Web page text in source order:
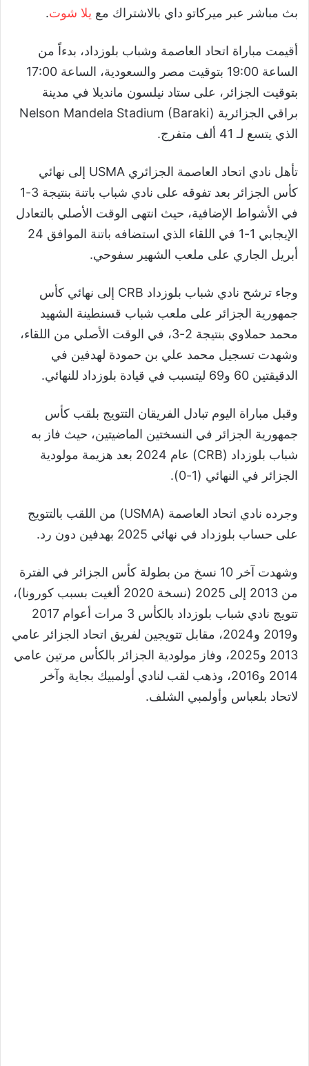
بث مباشر عبر ميركاتو داي بالاشتراك مع يلا شوت.
أقيمت مباراة اتحاد العاصمة وشباب بلوزداد، بدءاً من
الساعة 19:00 بتوقيت مصر والسعودية، الساعة 17:00
بتوقيت الجزائر، على ستاد نيلسون مانديلا في مدينة
براقي الجزائرية Nelson Mandela Stadium (Baraki)
الذي يتسع لـ 41 ألف متفرج.
تأهل نادي اتحاد العاصمة الجزائري USMA إلى نهائي
كأس الجزائر بعد تفوقه على نادي شباب باتنة بنتيجة 3-1
في الأشواط الإضافية، حيث انتهى الوقت الأصلي بالتعادل
الإيجابي 1-1 في اللقاء الذي استضافه باتنة الموافق 24
أبريل الجاري على ملعب الشهير سفوحي.
وجاء ترشح نادي شباب بلوزداد CRB إلى نهائي كأس
جمهورية الجزائر على ملعب شباب قسنطينة الشهيد
محمد حملاوي بنتيجة 2-3، في الوقت الأصلي من اللقاء،
وشهدت تسجيل محمد علي بن حمودة لهدفين في
الدقيقتين 60 و69 ليتسبب في قيادة بلوزداد للنهائي.
وقبل مباراة اليوم تبادل الفريقان التتويج بلقب كأس
جمهورية الجزائر في النسختين الماضيتين، حيث فاز به
شباب بلوزداد (CRB) عام 2024 بعد هزيمة مولودية
الجزائر في النهائي (1-0).
وجرده نادي اتحاد العاصمة (USMA) من اللقب بالتتويج
على حساب بلوزداد في نهائي 2025 بهدفين دون رد.
وشهدت آخر 10 نسخ من بطولة كأس الجزائر في الفترة
من 2013 إلى 2025 (نسخة 2020 ألغيت بسبب كورونا)،
تتويج نادي شباب بلوزداد بالكأس 3 مرات أعوام 2017
و2019 و2024، مقابل تتويجين لفريق اتحاد الجزائر عامي
2013 و2025، وفاز مولودية الجزائر بالكأس مرتين عامي
2014 و2016، وذهب لقب لنادي أولمبيك بجاية وآخر
لاتحاد بلعباس وأولمبي الشلف.